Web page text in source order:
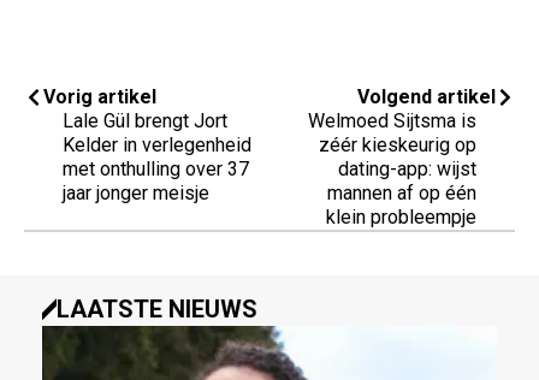
Vorig artikel
Lale Gül brengt Jort
Kelder in verlegenheid
met onthulling over 37
jaar jonger meisje
Volgend artikel
Welmoed Sijtsma is
zéér kieskeurig op
dating-app: wijst
mannen af op één
klein probleempje
LAATSTE NIEUWS